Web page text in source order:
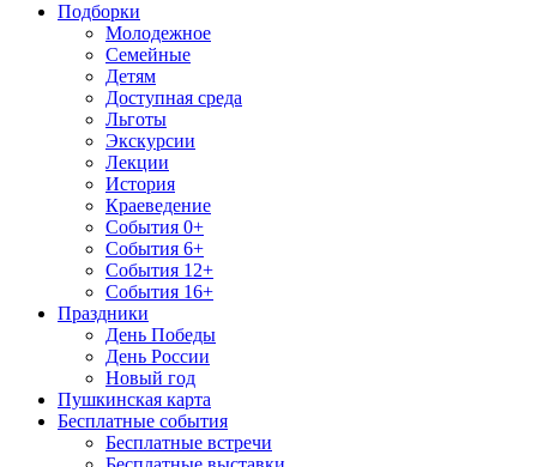
Подборки
Молодежное
Семейные
Детям
Доступная среда
Льготы
Экскурсии
Лекции
История
Краеведение
События 0+
События 6+
События 12+
События 16+
Праздники
День Победы
День России
Новый год
Пушкинская карта
Бесплатные события
Бесплатные встречи